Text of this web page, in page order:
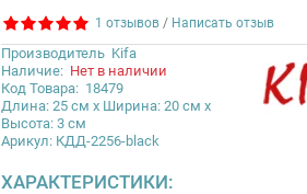
1 отзывов / Написать отзыв
Производитель Kifa
Наличие: Нет в наличии
Код Товара: 18479
Длина: 25 см x Ширина: 20 см x
Высота: 3 см
Арикул: КДД-2256-black
ХАРАКТЕРИСТИКИ: